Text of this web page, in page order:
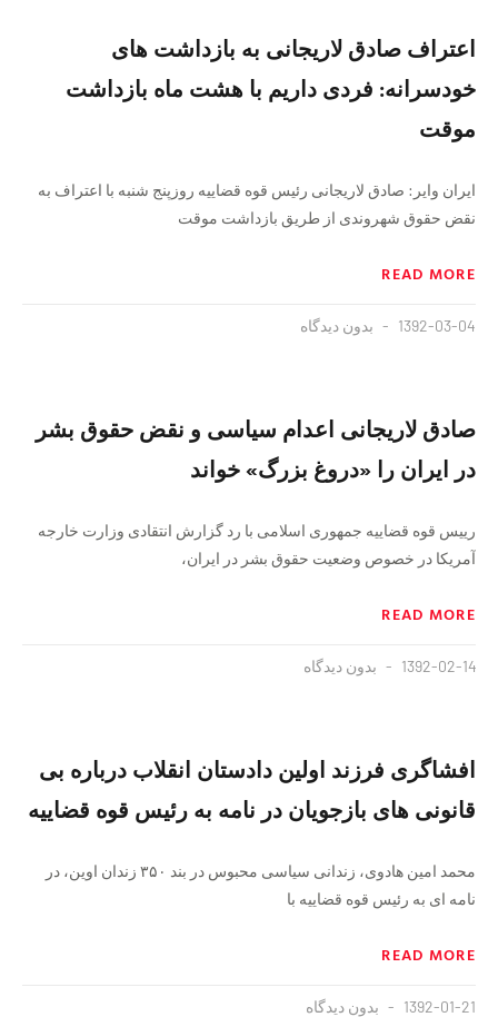
اعتراف صادق لاریجانی به بازداشت های
خودسرانه: فردی داریم با هشت ماه بازداشت
موقت
ایران وایر: صادق لاریجانی رئیس قوه قضاییه روزپنج شنبه با اعتراف به
نقض حقوق شهروندی از طریق بازداشت موقت‌
READ MORE
1392-03-04 بدون دیدگاه
صادق لاریجانی اعدام سیاسی و نقض حقوق بشر
در ایران را «دروغ بزرگ» خواند
رییس قوه قضاییه جمهوری اسلامی با رد گزارش انتقادی وزارت خارجه
آمریکا در خصوص وضعیت حقوق بشر در ایران،
READ MORE
1392-02-14 بدون دیدگاه
افشاگری فرزند اولین دادستان انقلاب درباره بی
قانونی های بازجویان در نامه به رئیس قوه قضاییه
محمد امین هادوی، زندانی سیاسی محبوس در بند ۳۵۰ زندان اوین، در
نامه ای به رئیس قوه قضاییه با
READ MORE
1392-01-21 بدون دیدگاه